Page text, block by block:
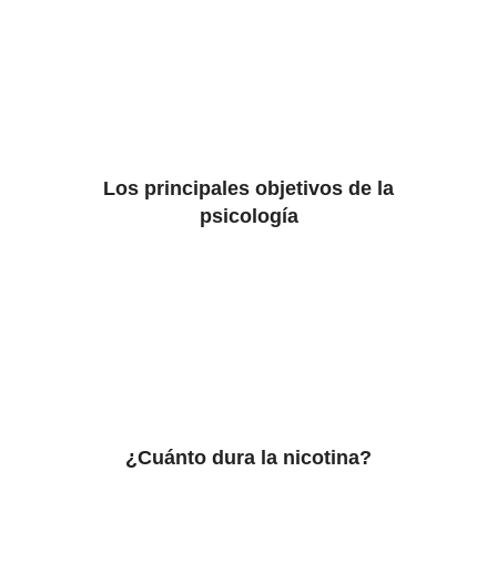
Los principales objetivos de la
psicología
¿Cuánto dura la nicotina?